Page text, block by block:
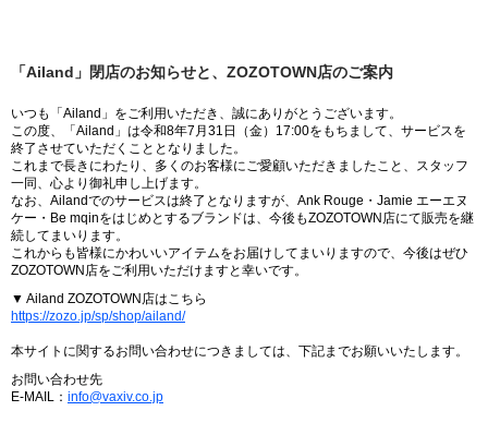
「Ailand」閉店のお知らせと、ZOZOTOWN店のご案内
いつも「Ailand」をご利用いただき、誠にありがとうございます。
この度、「Ailand」は令和8年7月31日（金）17:00をもちまして、サービスを
終了させていただくこととなりました。
これまで長きにわたり、多くのお客様にご愛顧いただきましたこと、スタッフ
一同、心より御礼申し上げます。
なお、Ailandでのサービスは終了となりますが、Ank Rouge・Jamie エーエヌ
ケー・Be mqinをはじめとするブランドは、今後もZOZOTOWN店にて販売を継
続してまいります。
これからも皆様にかわいいアイテムをお届けしてまいりますので、今後はぜひ
ZOZOTOWN店をご利用いただけますと幸いです。
▼ Ailand ZOZOTOWN店はこちら
https://zozo.jp/sp/shop/ailand/
本サイトに関するお問い合わせにつきましては、下記までお願いいたします。
お問い合わせ先
E-MAIL： info@vaxiv.co.jp